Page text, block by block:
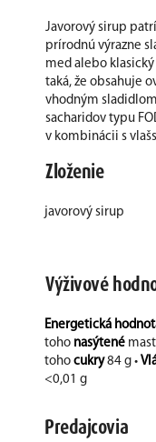
Javorový sirup
prírodnú výrazne
med alebo
taká, že obsahuje
vhodným
sacharidov typu
v kombinácii s
Zloženie
javorový sirup
Výživové
Energetická
toho nasýtené
toho cukry84 g •
<0,01 g
Predajcovia